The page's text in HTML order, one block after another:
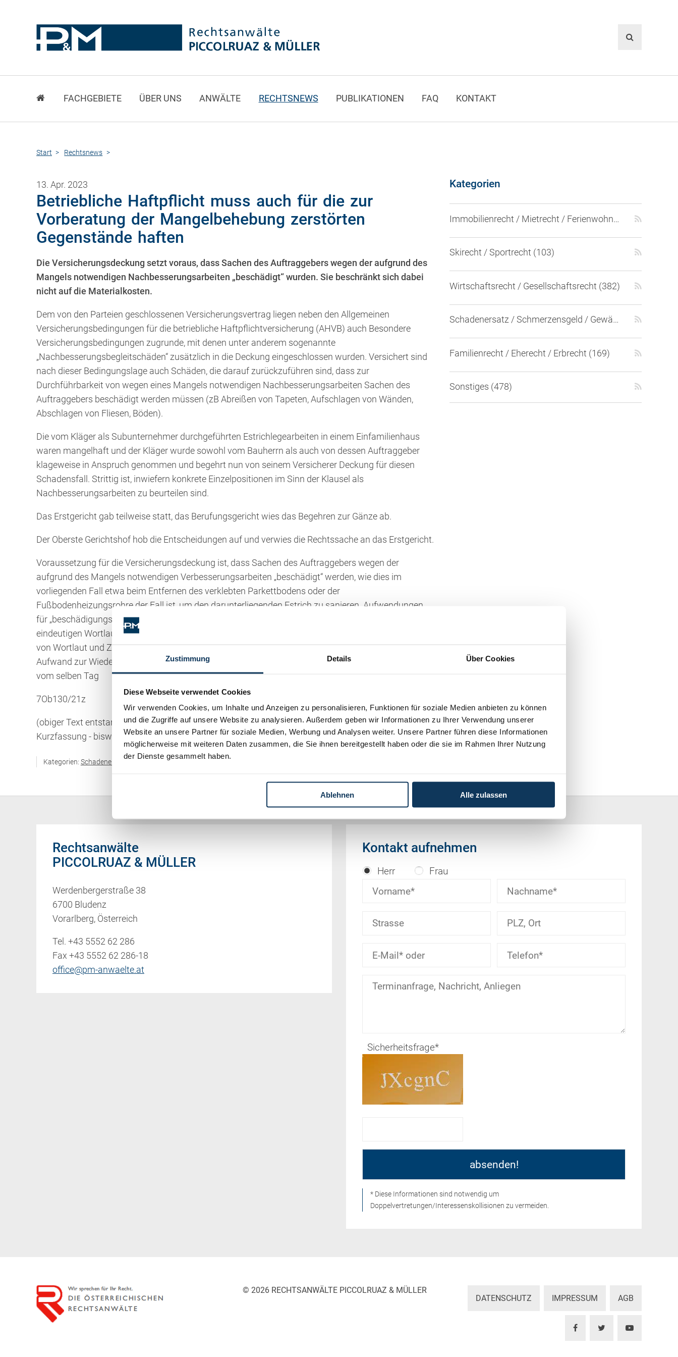
Zustimmung Details Über Cookies
Diese Webseite verwendet Cookies
Wir verwenden Cookies, um Inhalte und Anzeigen zu personalisieren, Funktionen für soziale Medien anbieten zu können
und die Zugriffe auf unsere Website zu analysieren. Außerdem geben wir Informationen zu Ihrer Verwendung unserer
Website an unsere Partner für soziale Medien, Werbung und Analysen weiter. Unsere Partner führen diese Informationen
möglicherweise mit weiteren Daten zusammen, die Sie ihnen bereitgestellt haben oder die sie im Rahmen Ihrer Nutzung
der Dienste gesammelt haben.
Ablehnen Alle zulassen
FACHGEBIETE ÜBER UNS ANWÄLTE RECHTSNEWS PUBLIKATIONEN FAQ KONTAKT
Start Rechtsnews
13. Apr. 2023
Betriebliche Haftpflicht muss auch für die zur
Vorberatung der Mangelbehebung zerstörten
Gegenstände haften
Die Versicherungsdeckung setzt voraus, dass Sachen des Auftraggebers wegen der aufgrund des
Mangels notwendigen Nachbesserungsarbeiten „beschädigt“ wurden. Sie beschränkt sich dabei
nicht auf die Materialkosten.
Dem von den Parteien geschlossenen Versicherungsvertrag liegen neben den Allgemeinen
Versicherungsbedingungen für die betriebliche Haftpflichtversicherung (AHVB) auch Besondere
Versicherungsbedingungen zugrunde, mit denen unter anderem sogenannte
„Nachbesserungsbegleitschäden“ zusätzlich in die Deckung eingeschlossen wurden. Versichert sind
nach dieser Bedingungslage auch Schäden, die darauf zurückzuführen sind, dass zur
Durchführbarkeit von wegen eines Mangels notwendigen Nachbesserungsarbeiten Sachen des
Auftraggebers beschädigt werden müssen (zB Abreißen von Tapeten, Aufschlagen von Wänden,
Abschlagen von Fliesen, Böden).
Die vom Kläger als Subunternehmer durchgeführten Estrichlegearbeiten in einem Einfamilienhaus
waren mangelhaft und der Kläger wurde sowohl vom Bauherrn als auch von dessen Auftraggeber
klageweise in Anspruch genommen und begehrt nun von seinem Versicherer Deckung für diesen
Schadensfall. Strittig ist, inwiefern konkrete Einzelpositionen im Sinn der Klausel als
Nachbesserungsarbeiten zu beurteilen sind.
Das Erstgericht gab teilweise statt, das Berufungsgericht wies das Begehren zur Gänze ab.
Der Oberste Gerichtshof hob die Entscheidungen auf und verwies die Rechtssache an das Erstgericht.
Voraussetzung für die Versicherungsdeckung ist, dass Sachen des Auftraggebers wegen der
aufgrund des Mangels notwendigen Verbesserungsarbeiten „beschädigt“ werden, wie dies im
vorliegenden Fall etwa beim Entfernen des verklebten Parkettbodens oder der
Fußbodenheizungsrohre der Fall ist, um den darunterliegenden Estrich zu sanieren. Aufwendungen
für „beschädigungsfreie“ Vorbereitungs- und Nachbereitungsarbeiten sind hingegen aufgrund des
eindeutigen Wortlauts nicht versichert. Dazu sind Sachverhältsergänzungen notwendig. Ausgehend
von Wortlaut und Zweck der Regelung sind nicht bloß die Materialkosten, sondern auch der sonstige
Aufwand zur Wiederherstellung von der Versicherungsdeckung umfasst (vgl auch die Entscheidung
vom selben Tag
7Ob130/21z
(obiger Text entstammt teilweise oder gänzlich aus der vom OGH veröffentlichten Entscheidungs-
Kurzfassung - bisweilen mit Hervorhebungen bzw. Kürzungen durch uns)
Kategorien: Schadenersatz / Schmerzensgeld / Gewährleistung
Kategorien
Immobilienrecht / Mietrecht / Ferienwohnungen (268)
Skirecht / Sportrecht (103)
Wirtschaftsrecht / Gesellschaftsrecht (382)
Schadenersatz / Schmerzensgeld / Gewährleistung (417)
Familienrecht / Eherecht / Erbrecht (169)
Sonstiges (478)
Rechtsanwälte
PICCOLRUAZ & MÜLLER
Werdenbergerstraße 38
6700 Bludenz
Vorarlberg, Österreich
Tel. +43 5552 62 286
Fax +43 5552 62 286-18
office@pm-anwaelte.at
Kontakt aufnehmen
Herr Frau
Sicherheitsfrage*
* Diese Informationen sind notwendig um
Doppelvertretungen/Interessenskollisionen zu vermeiden.
© 2026 RECHTSANWÄLTE PICCOLRUAZ & MÜLLER
DATENSCHUTZ
IMPRESSUM AGB